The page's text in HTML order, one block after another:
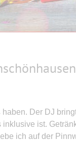
Der DJ
ist.
ich auf der